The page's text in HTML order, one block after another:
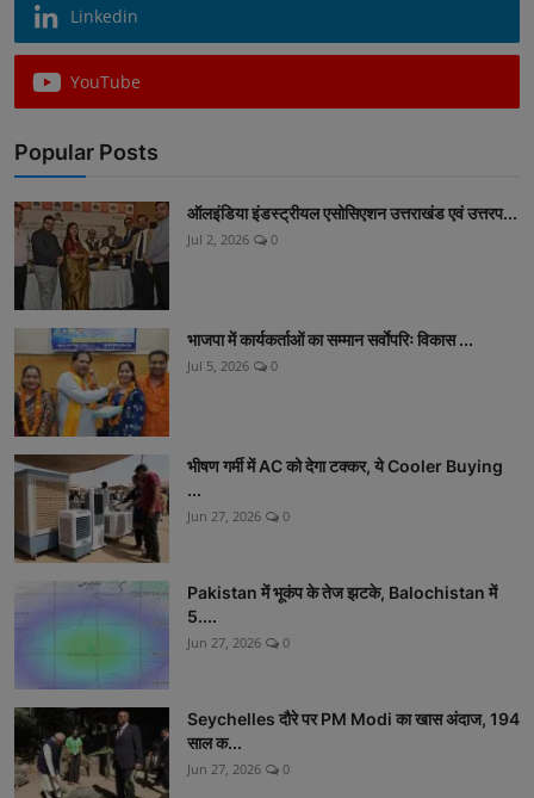
Linkedin
YouTube
Popular Posts
ऑलइंडिया इंडस्ट्रीयल एसोसिएशन उत्तराखंड एवं उत्तरप...
Jul 2, 2026 0
भाजपा में कार्यकर्ताओं का सम्मान सर्वाेपरिः विकास ...
Jul 5, 2026 0
भीषण गर्मी में AC को देगा टक्कर, ये Cooler Buying
...
Jun 27, 2026 0
Pakistan में भूकंप के तेज झटके, Balochistan में
5....
Jun 27, 2026 0
Seychelles दौरे पर PM Modi का खास अंदाज, 194
साल क...
Jun 27, 2026 0